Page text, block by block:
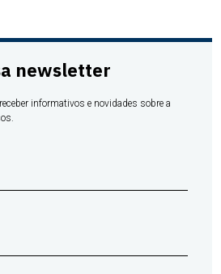
newsletter
informativos e novidades sobre a